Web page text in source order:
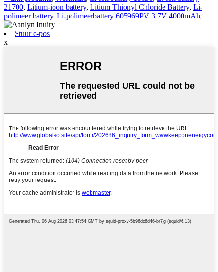
21700, Litium-ioon battery, Litium Thionyl Chloride Battery, Li-
polimeer battery, Li-polimeerbattery 605969PV 3.7V 4000mAh,
Stuur e-pos
x